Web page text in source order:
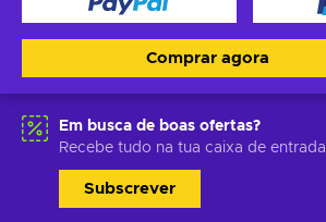
Comprar agora
Em busca de boas ofertas?
Recebe tudo na tua caixa de entrada
Subscrever